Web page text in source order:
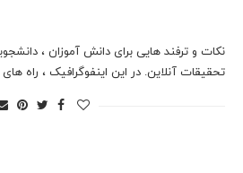
نکات و ترفند هایی برای دانش آموزان ،
تحقیقات آنلاین. در این اینفوگرافیک ، راه